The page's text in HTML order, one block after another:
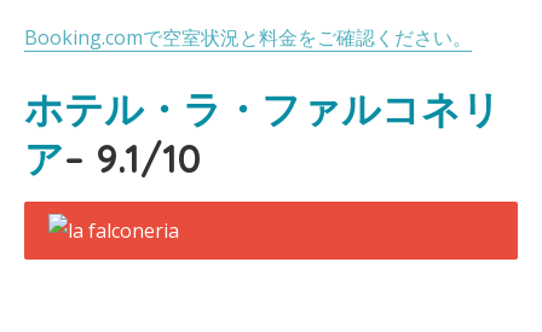
Booking.comで空室状況と料金をご確認ください。
ホテル・ラ・ファルコネリ
ア– 9.1/10